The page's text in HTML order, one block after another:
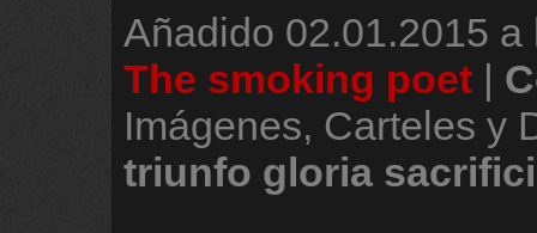
Añadido 02.01.2015 a
The smoking poet |
Imágenes, Carteles y
triunfo gloria